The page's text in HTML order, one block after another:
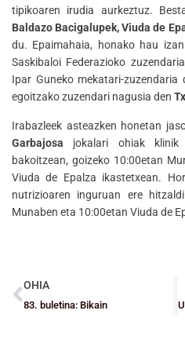
tipikoaren irudia aurkeztuz.
Baldazo Bacigalupek, Viuda de
du. Epaimahaia, honako hau
Saskibaloi Federazioko
Ipar Guneko mekatari-zuzendaria
egoitzako zuzendari nagusia den
Irabazleek asteazken honetan
Garbajosa jokalari ohiak klinik
bakoitzean, goizeko 10:00etan
Viuda de Epalza ikastetxean.
nutrizioaren inguruan ere
Munaben eta 10:00etan Viuda de
OHIA
83. buletina: Bikain